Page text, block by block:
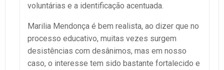
voluntárias e a identificação acentuada.
Marilia Mendonça é bem realista, ao dizer que no
processo educativo, muitas vezes surgem
desistências com desânimos, mas em nosso
caso, o interesse tem sido bastante fortalecido e